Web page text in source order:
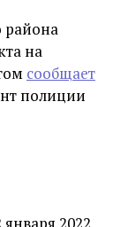
района
на
сообщает
полиции